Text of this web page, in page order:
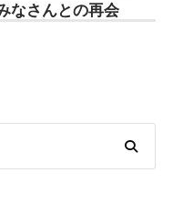
なさんとの再会